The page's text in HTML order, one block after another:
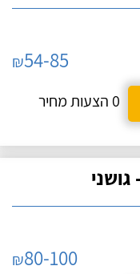
₪54-85
0 הצעות מחיר
₪80-100